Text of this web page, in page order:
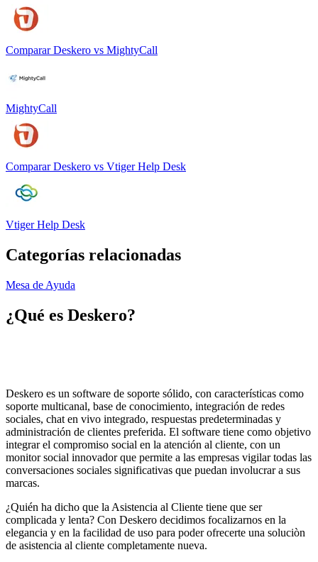
Comparar Deskero vs MightyCall
MightyCall
Comparar Deskero vs Vtiger Help Desk
Vtiger Help Desk
Categorías relacionadas
Mesa de Ayuda
¿Qué es Deskero?
Deskero es un software de soporte sólido, con características como
soporte multicanal, base de conocimiento, integración de redes
sociales, chat en vivo integrado, respuestas predeterminadas y
administración de clientes preferida. El software tiene como objetivo
integrar el compromiso social en la atención al cliente, con un
monitor social innovador que permite a las empresas vigilar todas las
conversaciones sociales significativas que puedan involucrar a sus
marcas.
¿Quién ha dicho que la Asistencia al Cliente tiene que ser
complicada y lenta? Con Deskero decidimos focalizarnos en la
elegancia y en la facilidad de uso para poder ofrecerte una soluciòn
de asistencia al cliente completamente nueva.